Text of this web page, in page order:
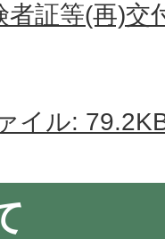
者証等(再)交
イル: